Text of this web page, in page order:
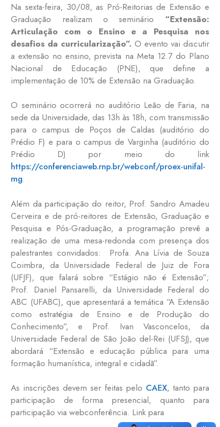
Na sexta-feira, 30/08, as Pró-Reitorias de Extensão e
Graduação realizam o seminário “Extensão:
Articulação com o Ensino e a Pesquisa nos
desafios da curricularização”. O evento vai discutir
a extensão no ensino, prevista na Meta 12.7 do Plano
Nacional de Educação (PNE), que define a
implementação de 10% de Extensão na Graduação.
O seminário ocorrerá no auditório Leão de Faria, na
sede da Universidade, das 13h às 18h, com transmissão
para o campus de Poços de Caldas (auditório do
Prédio F) e para o campus de Varginha (auditório do
Prédio D) por meio do link
https://conferenciaweb.rnp.br/webconf/proex-unifal-
mg.
Além da participação do reitor, Prof. Sandro Amadeu
Cerveira e de pró-reitores de Extensão, Graduação e
Pesquisa e Pós-Graduação, a programação prevê a
realização de uma mesa-redonda com presença dos
palestrantes convidados: Profa. Ana Lívia de Souza
Coimbra, da Universidade Federal de Juiz de Fora
(UFJF), que falará sobre “Estágio não é Extensão”;
Prof. Daniel Pansarelli, da Universidade Federal do
ABC (UFABC), que apresentará a temática “A Extensão
como estratégia de Ensino e de Produção do
Conhecimento”, e Prof. Ivan Vasconcelos, da
Universidade Federal de São João del-Rei (UFSJ), que
abordará “Extensão e educação pública para uma
formação humanística, integral e cidadã”.
As inscrições devem ser feitas pelo CAEX, tanto para
participação de forma presencial, quanto para
participação via webconferência. Link para